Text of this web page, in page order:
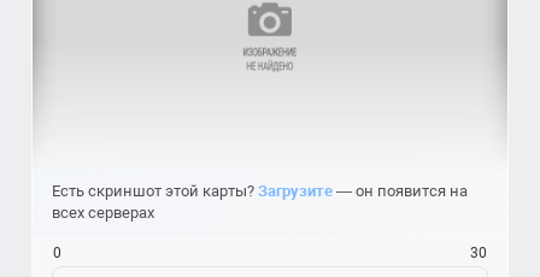
Есть скриншот этой карты? Загрузите — он появится на
всех серверах
0 30